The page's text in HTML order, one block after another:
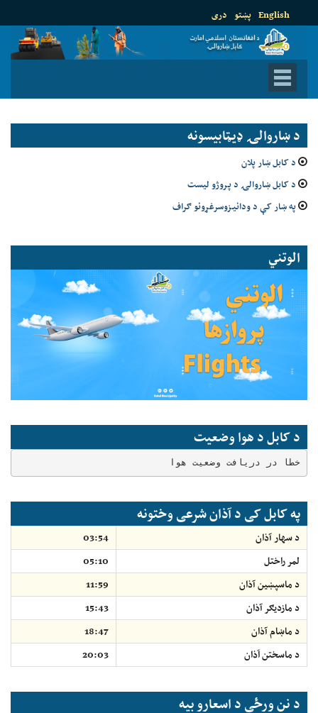
دری پښتو English
د ښاروالۍ ډيټابيسونه
د کابل ښار پلان
د کابل ښاروالۍ د پروژو لیست
په ښار کې د ودانیزوسرغړونو ګراف
الوتني
د کابل د هوا وضعیت
خطا در دریافت وضعیت هوا
په کابل کی د آذان شرعی وختونه
د سهار آذان
03:54
لمر راختل
05:10
د ماسپښين آذان
11:59
د مازديګر آذان
15:43
د ماښام آذان
18:47
د ماسختن اَذان
20:03
د نن ورځی د اسعارو بیه